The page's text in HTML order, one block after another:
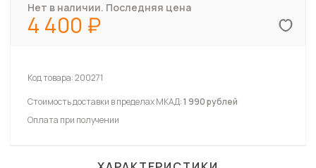
Нет в наличии. Последняя цена
4 400
Код товара:200271
Стоимость доставки в пределах МКАД:1 990 рублей
Оплата при получении